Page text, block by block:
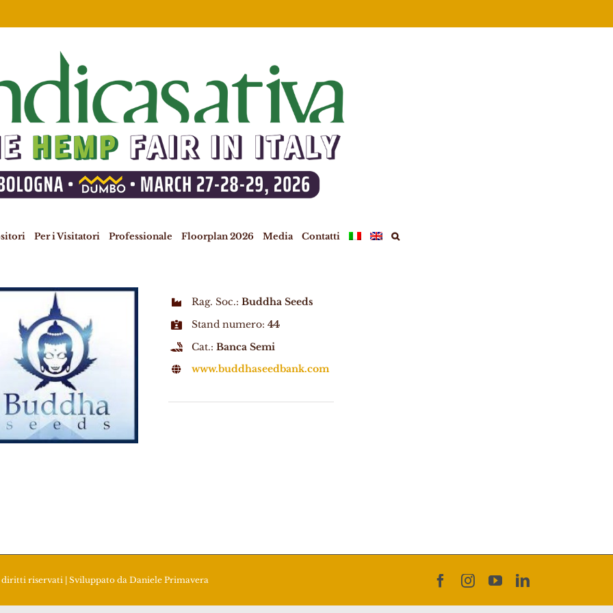
Per i Visitatori Professionale Floorplan 2026 Media Contatti
Rag. Soc.: Buddha Seeds
Stand numero: 44
Cat.: Banca Semi
www.buddhaseedbank.com
riservati | Sviluppato da Daniele Primavera Facebook
Instagram
YouTubeLinkedIn